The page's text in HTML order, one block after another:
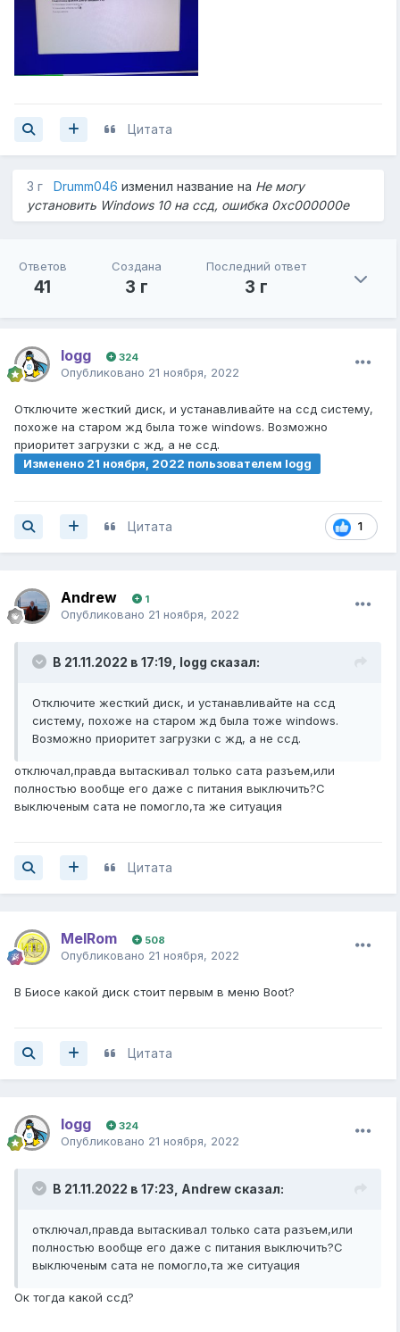
Цитата
3 г Drumm046 изменил название на Не могу
установить Windows 10 на ссд, ошибка 0xc000000e
Ответов
41
Создана
3 г
Последний ответ
3 г
logg 324
Опубликовано 21 ноября, 2022
Отключите жесткий диск, и устанавливайте на ссд систему,
похоже на старом жд была тоже windows. Возможно
приоритет загрузки с жд, а не ссд.
Изменено 21 ноября, 2022 пользователем logg
1
Цитата
Andrew 1
Опубликовано 21 ноября, 2022
В 21.11.2022 в 17:19, logg сказал:
Отключите жесткий диск, и устанавливайте на ссд
систему, похоже на старом жд была тоже windows.
Возможно приоритет загрузки с жд, а не ссд.
отключал,правда вытаскивал только сата разъем,или
полностью вообще его даже с питания выключить?С
выключеным сата не помогло,та же ситуация
Цитата
MelRom 508
Опубликовано 21 ноября, 2022
В Биосе какой диск стоит первым в меню Boot?
Цитата
logg 324
Опубликовано 21 ноября, 2022
В 21.11.2022 в 17:23, Andrew сказал:
отключал,правда вытаскивал только сата разъем,или
полностью вообще его даже с питания выключить?С
выключеным сата не помогло,та же ситуация
Ок тогда какой ссд?